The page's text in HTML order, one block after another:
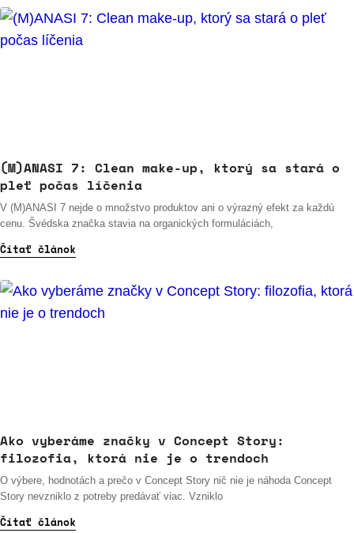
(M)ANASI 7: Clean make-up, ktorý sa stará o
pleť počas líčenia
V (M)ANASI 7 nejde o množstvo produktov ani o výrazný efekt za každú
cenu. Švédska značka stavia na organických formuláciách,
Čítať článok
Ako vyberáme značky v Concept Story:
filozofia, ktorá nie je o trendoch
O výbere, hodnotách a prečo v Concept Story nič nie je náhoda Concept
Story nevzniklo z potreby predávať viac. Vzniklo
Čítať článok